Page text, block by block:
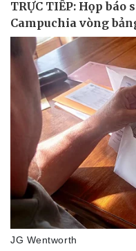
Pháp luật
Vụ án
Tin nóng
Tư vấn luật